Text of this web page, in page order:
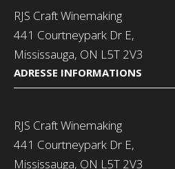
RJS Craft Winemaking
441 Courtneypark Dr E,
Mississauga, ON L5T 2V3
ADRESSE INFORMATIONS
RJS Craft Winemaking
441 Courtneypark Dr E,
Mississauga, ON L5T 2V3